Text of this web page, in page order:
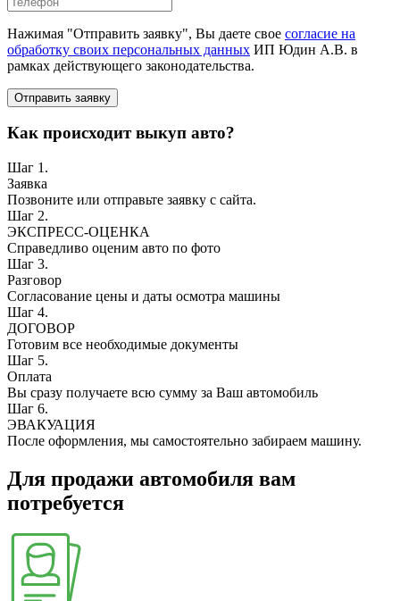
Нажимая "Отправить заявку", Вы даете свое согласие на
обработку своих персональных данных ИП Юдин А.В. в
рамках действующего законодательства.
Отправить заявку
Как происходит выкуп авто?
Шаг 1.
Заявка
Позвоните или отправьте заявку с сайта.
Шаг 2.
ЭКСПРЕСС-ОЦЕНКА
Справедливо оценим авто по фото
Шаг 3.
Разговор
Согласование цены и даты осмотра машины
Шаг 4.
ДОГОВОР
Готовим все необходимые документы
Шаг 5.
Оплата
Вы сразу получаете всю сумму за Ваш автомобиль
Шаг 6.
ЭВАКУАЦИЯ
После оформления, мы самостоятельно забираем машину.
Для продажи автомобиля вам
потребуется